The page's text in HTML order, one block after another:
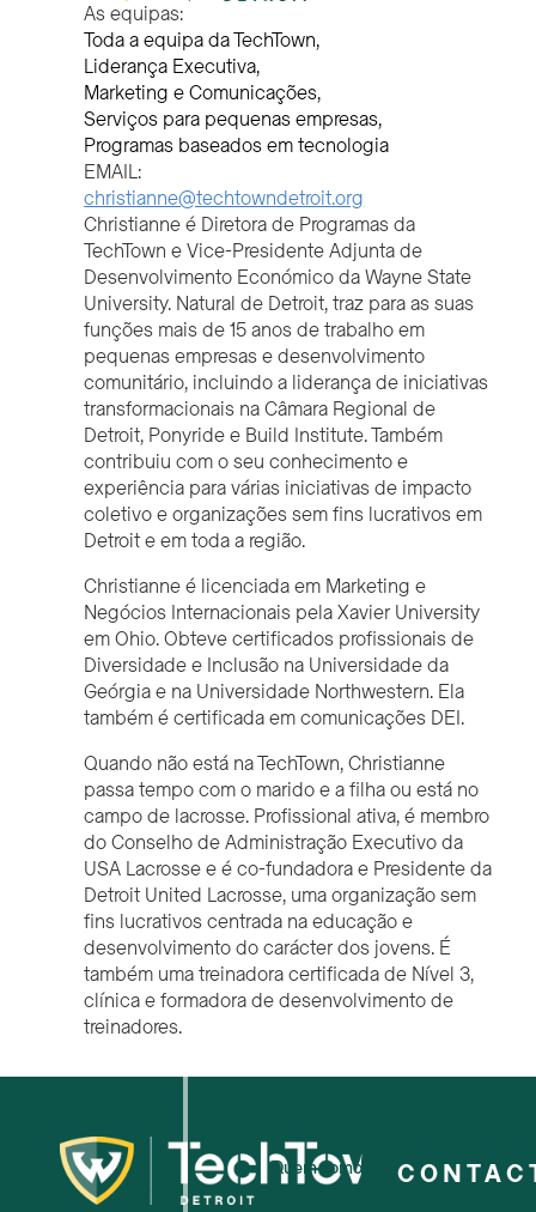
As equipas:
Toda a equipa da TechTown
Liderança Executiva
Marketing e Comunicações
Serviços para pequenas empresas
Programas baseados em tecnologia
EMAIL:
christianne@techtowndetroit.org
Christianne é Diretora de Programas da
TechTown e Vice-Presidente Adjunta de
Desenvolvimento Económico da Wayne State
University. Natural de Detroit, traz para as suas
funções mais de 15 anos de trabalho em
pequenas empresas e desenvolvimento
comunitário, incluindo a liderança de iniciativas
transformacionais na Câmara Regional de
Detroit, Ponyride e Build Institute. Também
contribuiu com o seu conhecimento e
experiência para várias iniciativas de impacto
coletivo e organizações sem fins lucrativos em
Detroit e em toda a região.
Christianne é licenciada em Marketing e
Negócios Internacionais pela Xavier University
em Ohio. Obteve certificados profissionais de
Diversidade e Inclusão na Universidade da
Geórgia e na Universidade Northwestern. Ela
também é certificada em comunicações DEI.
Quando não está na TechTown, Christianne
passa tempo com o marido e a filha ou está no
campo de lacrosse. Profissional ativa, é membro
do Conselho de Administração Executivo da
USA Lacrosse e é co-fundadora e Presidente da
Detroit United Lacrosse, uma organização sem
fins lucrativos centrada na educação e
desenvolvimento do carácter dos jovens. É
também uma treinadora certificada de Nível 3,
clínica e formadora de desenvolvimento de
treinadores.
Quem somos